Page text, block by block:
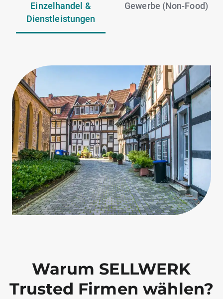
Einzelhandel &
Dienstleistungen
Gewerbe (Non-Food)
Warum SELLWERK
Trusted Firmen wählen?